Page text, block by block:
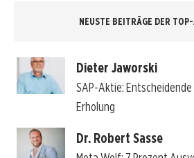
NEUSTE BEITRÄGE DER
Dieter Jaworski
SAP-Aktie:
Erholung
Dr. Robert Sasse